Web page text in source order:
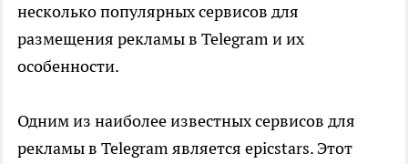
несколько популярных сервисов для
размещения рекламы в Telegram и их
особенности.
Одним из наиболее известных сервисов для
рекламы в Telegram является epicstars. Этот